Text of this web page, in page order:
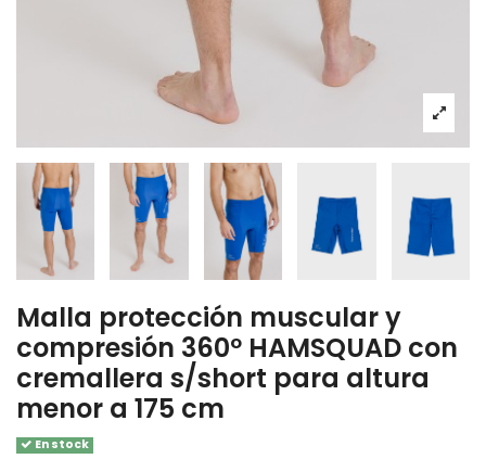
Malla protección muscular y
compresión 360º HAMSQUAD con
cremallera s/short para altura
menor a 175 cm
En stock